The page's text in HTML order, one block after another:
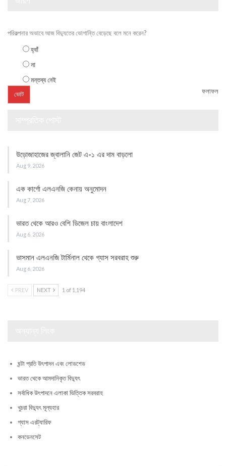
পরিকল্পনার অভাবে আজ বিদ্যুতের ভোগান্তি বেড়েছে বলে মনে করেন?
হ্যাঁ
না
মন্তব্য নেই
ফলাফল
উড়োজাহাজের জ্বালানি জেট এ-১ এর দাম বাড়লো
Aug 9, 2026
এক কার্গো এলএনজি কেনায় অনুমোদন
Aug 7, 2026
ভারত থেকে আরও বেশি ডিজেল চায় বাংলাদেশ
Aug 6, 2026
ভাসমান এলএনজি টার্মিনাল থেকে গ্যাস সরবরাহ শুরু
Aug 6, 2026
PREV NEXT 1 of 1,194
ঘন্টা প্রতি উৎপাদন এবং লোডশেড
ভারত থেকে আমদানিকৃত বিদ্যুৎ
সর্বাধিক উৎপাদনে এলাকা ভিত্তিক সরবরাহ
খুচরা বিদ্যুৎ মূল্যহার
গ্যাস এরট্যারিফ
কনডেনসেট